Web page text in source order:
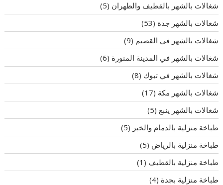
شغالات بالشهر بالقطيف والظهران (5)
شغالات بالشهر جدة (53)
شغالات بالشهر في القصيم (9)
شغالات بالشهر في المدينة المنورة (6)
شغالات بالشهر في تبوك (8)
شغالات بالشهر مكة (17)
شغالات بالشهر ينبع (5)
طباخة منزلية بالدمام والخبر (5)
طباخة منزلية بالرياض (5)
طباخة منزلية بالقطيف (1)
طباخة منزلية بجدة (4)